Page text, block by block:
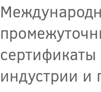
индустрии и